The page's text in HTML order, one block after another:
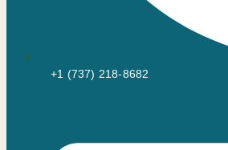
+1 (737) 218-8682